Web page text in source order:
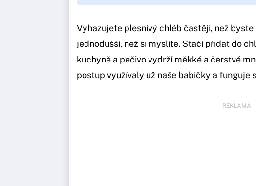
Vyhazujete plesnivý chléb častěji, než
jednodušší, než si myslíte. Stačí přidat do
kuchyně a pečivo vydrží měkké a čerstvé
postup využívaly už naše babičky a funguje
REKLAMA